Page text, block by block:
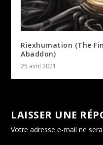
Riexhumation (The
Abaddon)
25 avril 2021
LAISSER UNE
Votre adresse e-mail ne
obligatoires sont indiqués